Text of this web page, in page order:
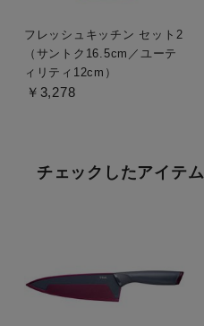
フレッシュキッチン セット2
（サントク16.5cm／ユーテ
ィリティ12cm）
￥3,278
チェックしたアイテム